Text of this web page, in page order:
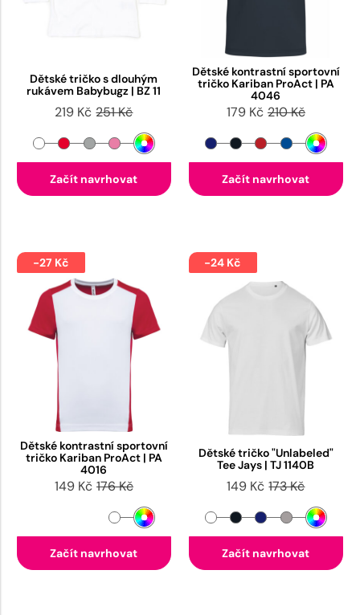
Dětské tričko s dlouhým
rukávem Babybugz | BZ 11
219 Kč 251 Kč
Začít navrhovat
Dětské kontrastní sportovní
tričko Kariban ProAct | PA
4046
179 Kč 210 Kč
Začít navrhovat
-27 Kč
Dětské kontrastní sportovní
tričko Kariban ProAct | PA
4016
149 Kč 176 Kč
Začít navrhovat
-24 Kč
Dětské tričko "Unlabeled"
Tee Jays | TJ 1140B
149 Kč 173 Kč
Začít navrhovat